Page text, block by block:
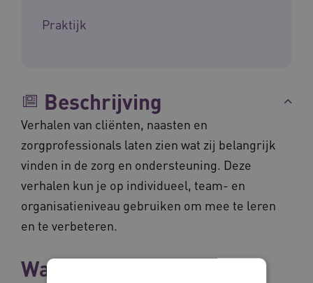
Praktijk
Beschrijving
Verhalen van cliënten, naasten en
zorgprofessionals laten zien wat zij belangrijk
vinden in de zorg en ondersteuning. Deze
verhalen kun je op individueel, team- en
organisatieniveau gebruiken om mee te leren
en te verbeteren.
Wat is verhalend leren en